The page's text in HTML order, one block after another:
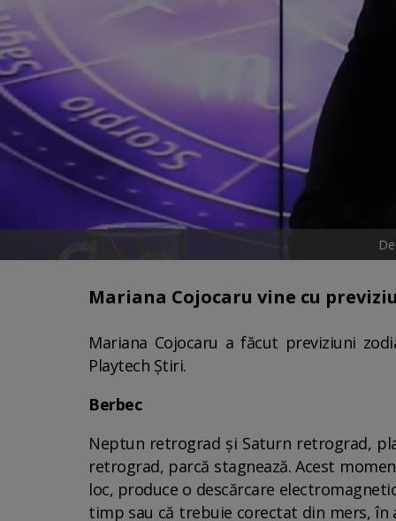
Mariana Cojocaru vine cu
Mariana Cojocaru a făcut previziuni
Playtech Știri.
Berbec
Neptun retrograd și Saturn retrograd,
retrograd, parcă stagnează. Acest
loc, produce o descărcare
timp sau că trebuie corectat din mers,